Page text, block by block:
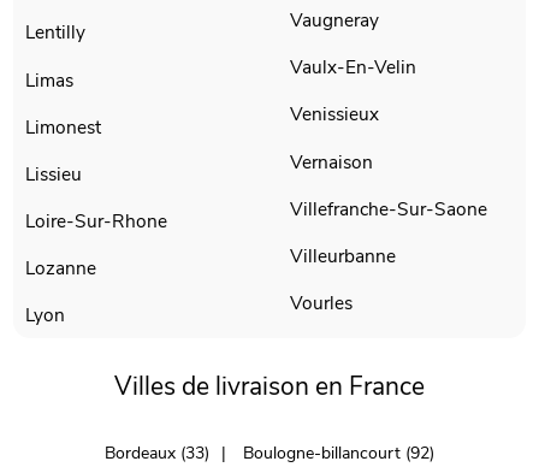
Lentilly
Limas
Limonest
Lissieu
Loire-Sur-Rhone
Lozanne
Lyon
Vaugneray
Vaulx-En-Velin
Venissieux
Vernaison
Villefranche-Sur-Saone
Villeurbanne
Vourles
Villes de livraison en France
Bordeaux (33)
Boulogne-billancourt (92)